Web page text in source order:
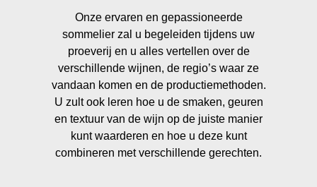
Onze ervaren en gepassioneerde
sommelier zal u begeleiden tijdens uw
proeverij en u alles vertellen over de
verschillende wijnen, de regio’s waar ze
vandaan komen en de productiemethoden.
U zult ook leren hoe u de smaken, geuren
en textuur van de wijn op de juiste manier
kunt waarderen en hoe u deze kunt
combineren met verschillende gerechten.